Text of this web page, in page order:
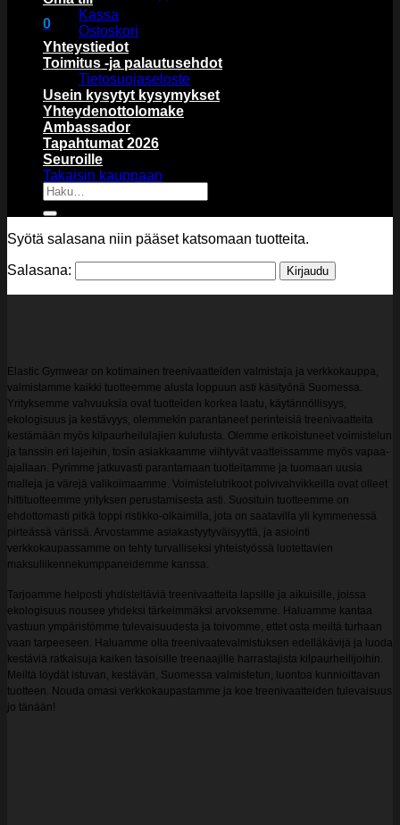
0
Ostoskori
Ostoskori on tyhjä.
Takaisin kauppaan
Kassa
Ostoskori
Yhteystiedot
Toimitus -ja palautusehdot
Tietosuojaseloste
Usein kysytyt kysymykset
Yhteydenottolomake
Ambassador
Tapahtumat 2026
Seuroille
Etsi:
Syötä salasana niin pääset katsomaan tuotteita.
Salasana:
Elastic Gymwear on kotimainen treenivaatteiden valmistaja ja verkkokauppa,
valmistamme kaikki tuotteemme alusta loppuun asti käsityönä Suomessa.
Yrityksemme vahvuuksia ovat tuotteiden korkea laatu, käytännöllisyys,
ekologisuus ja kestävyys, olemmekin parantaneet perinteisiä treenivaatteita
kestämään myös kilpaurheilulajien kulutusta. Olemme erikoistuneet voimistelun
ja tanssin eri lajeihin, tosin asiakkaamme viihtyvät vaatteissamme myös vapaa-
ajallaan. Pyrimme jatkuvasti parantamaan tuotteitamme ja tuomaan uusia
malleja ja värejä valikoimaamme. Voimistelutrikoot polvivahvikkeilla ovat olleet
hittituotteemme yrityksen perustamisesta asti. Suosituin tuotteemme on
ehdottomasti pitkä toppi ristikko-olkaimilla, jota on saatavilla yli kymmenessä
pirteässä värissä. Arvostamme asiakastyytyväisyyttä, ja asiointi
verkkokaupassamme on tehty turvalliseksi yhteistyössä luotettavien
maksuliikennekumppaneidemme kanssa.
Tarjoamme helposti yhdisteltäviä treenivaatteita lapsille ja aikuisille, joissa
ekologisuus nousee yhdeksi tärkeimmäksi arvoksemme. Haluamme kantaa
vastuun ympäristömme tulevaisuudesta ja toivomme, ettet osta meiltä turhaan
vaan tarpeeseen. Haluamme olla treenivaatevalmistuksen edelläkävijä ja luoda
kestäviä ratkaisuja kaiken tasoisille treenaajille harrastajista kilpaurheilijoihin.
Meiltä löydät istuvan, kestävän, Suomessa valmistetun, luontoa kunnioittavan
tuotteen. Nouda omasi verkkokaupastamme ja koe treenivaatteiden tulevaisuus
jo tänään!